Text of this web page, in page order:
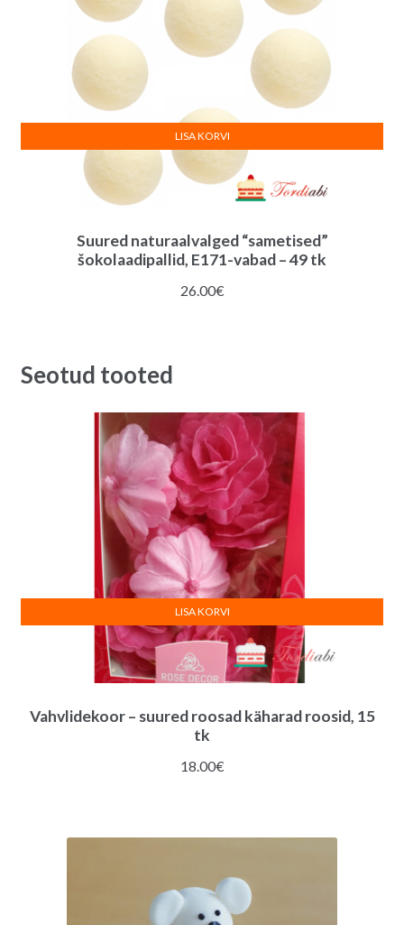
Suured naturaalvalged “sametised”
šokolaadipallid, E171-vabad – 49 tk
26.00€
LISA KORVI
Seotud tooted
Vahvlidekoor – suured roosad käharad roosid, 15
tk
18.00€
LISA KORVI